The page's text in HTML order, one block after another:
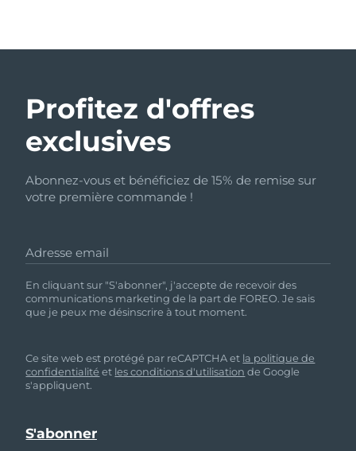
Profitez d'offres
exclusives
Abonnez-vous et bénéficiez de 15% de remise sur
votre première commande !
Adresse email
En cliquant sur "S'abonner", j'accepte de recevoir des
communications marketing de la part de FOREO. Je sais
que je peux me désinscrire à tout moment.
Ce site web est protégé par reCAPTCHA et la politique de
confidentialité et les conditions d'utilisation de Google
s'appliquent.